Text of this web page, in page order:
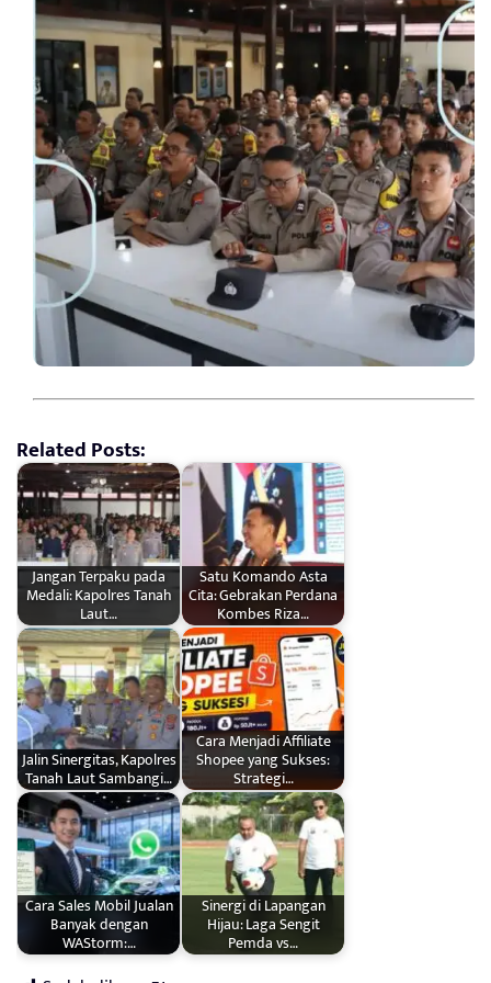
Related Posts:
Jangan Terpaku pada
Medali: Kapolres Tanah
Laut…
Satu Komando Asta
Cita: Gebrakan Perdana
Kombes Riza…
Jalin Sinergitas, Kapolres
Tanah Laut Sambangi…
Cara Menjadi Affiliate
Shopee yang Sukses:
Strategi…
Cara Sales Mobil Jualan
Banyak dengan
WAStorm:…
Sinergi di Lapangan
Hijau: Laga Sengit
Pemda vs…